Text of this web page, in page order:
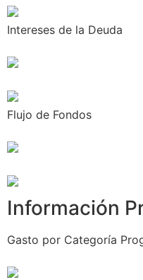
Intereses de la Deuda
Flujo de Fondos
Información
Gasto por Categoría